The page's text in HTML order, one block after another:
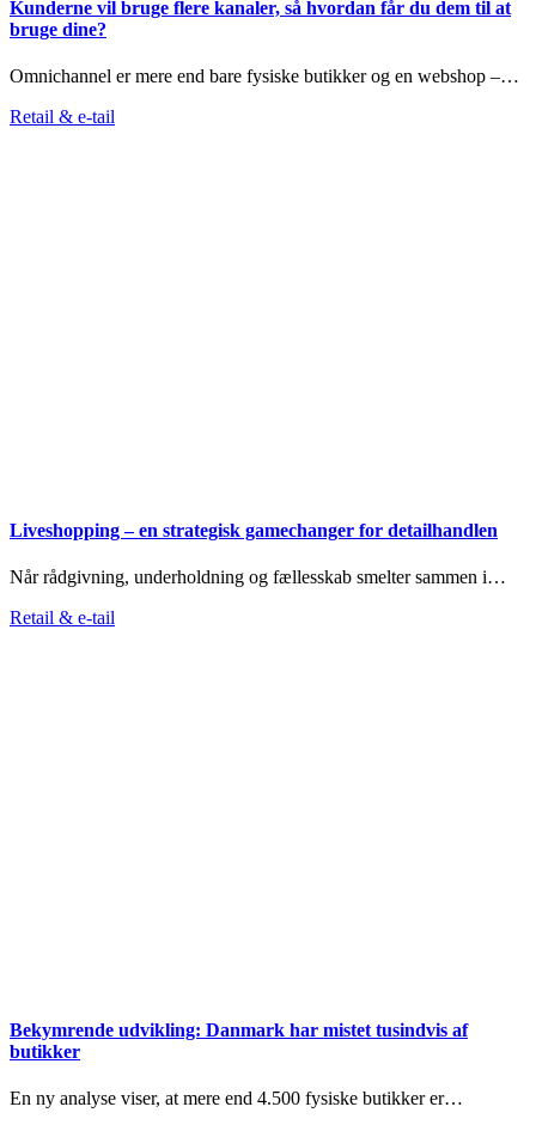
Kunderne vil bruge flere kanaler, så hvordan får du dem til at
bruge dine?
Omnichannel er mere end bare fysiske butikker og en webshop –…
Retail & e-tail
Liveshopping – en strategisk gamechanger for detailhandlen
Når rådgivning, underholdning og fællesskab smelter sammen i…
Retail & e-tail
Bekymrende udvikling: Danmark har mistet tusindvis af
butikker
En ny analyse viser, at mere end 4.500 fysiske butikker er…